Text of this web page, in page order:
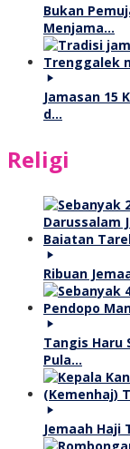
Bukan
Menjama…
Jamasan 15
d…
Religi
Ribuan
Tangis Haru
Pula…
Jemaah Haji